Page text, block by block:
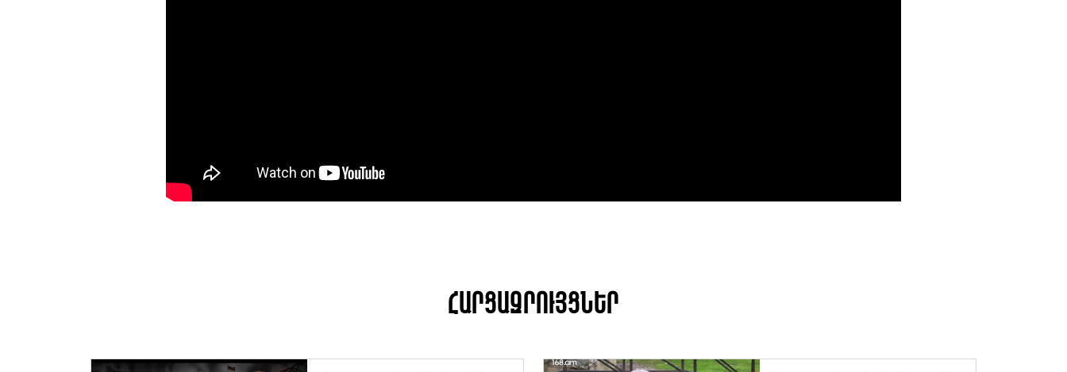
Հարցազրույցներ